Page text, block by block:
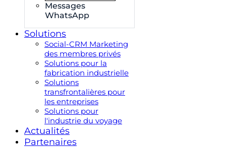
Messages
WhatsApp
Solutions
Social-CRM Marketing
des membres privés
Solutions pour la
fabrication industrielle
Solutions
transfrontalières pour
les entreprises
Solutions pour
l'industrie du voyage
Actualités
Partenaires